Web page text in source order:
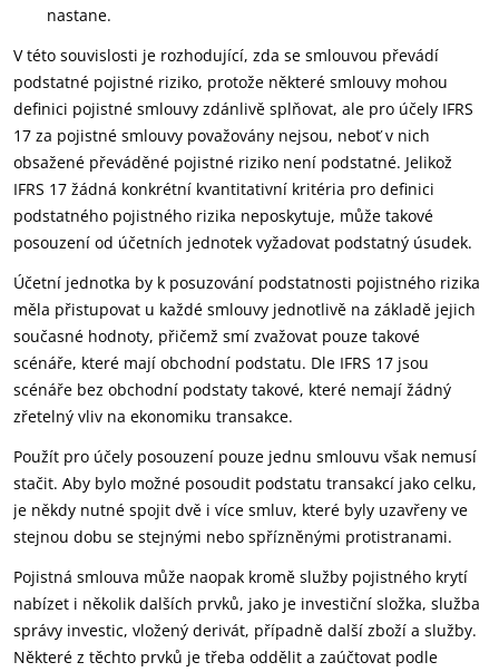
nastane.
V této souvislosti je rozhodující, zda se smlouvou převádí
podstatné pojistné riziko, protože některé smlouvy mohou
definici pojistné smlouvy zdánlivě splňovat, ale pro účely IFRS
17 za pojistné smlouvy považovány nejsou, neboť v nich
obsažené převáděné pojistné riziko není podstatné. Jelikož
IFRS 17 žádná konkrétní kvantitativní kritéria pro definici
podstatného pojistného rizika neposkytuje, může takové
posouzení od účetních jednotek vyžadovat podstatný úsudek.
Účetní jednotka by k posuzování podstatnosti pojistného rizika
měla přistupovat u každé smlouvy jednotlivě na základě jejich
současné hodnoty, přičemž smí zvažovat pouze takové
scénáře, které mají obchodní podstatu. Dle IFRS 17 jsou
scénáře bez obchodní podstaty takové, které nemají žádný
zřetelný vliv na ekonomiku transakce.
Použít pro účely posouzení pouze jednu smlouvu však nemusí
stačit. Aby bylo možné posoudit podstatu transakcí jako celku,
je někdy nutné spojit dvě i více smluv, které byly uzavřeny ve
stejnou dobu se stejnými nebo spřízněnými protistranami.
Pojistná smlouva může naopak kromě služby pojistného krytí
nabízet i několik dalších prvků, jako je investiční složka, služba
správy investic, vložený derivát, případně další zboží a služby.
Některé z těchto prvků je třeba oddělit a zaúčtovat podle